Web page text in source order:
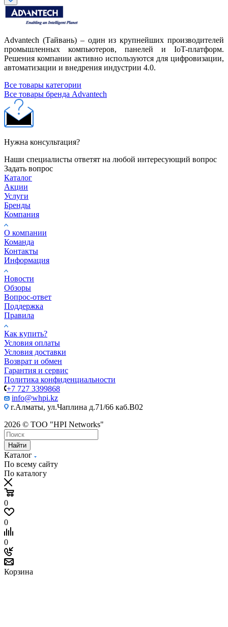
Advantech (Тайвань) – один из крупнейших производителей
промышленных компьютеров, панелей и IoT-платформ.
Решения компании активно используются для цифровизации,
автоматизации и внедрения индустрии 4.0.
Все товары категории
Все товары бренда Advantech
Нужна консультация?
Наши специалисты ответят на любой интересующий вопрос
Задать вопрос
Каталог
Акции
Услуги
Бренды
Компания
О компании
Команда
Контакты
Информация
Новости
Обзоры
Вопрос-ответ
Поддержка
Правила
Как купить?
Условия оплаты
Условия доставки
Возврат и обмен
Гарантия и сервис
Политика конфиденциальности
+7 727 3399868
info@whpi.kz
г.Алматы, ул.Чаплина д.71/66 каб.B02
2026 © ТОО "HPI Networks"
Найти
Каталог
По всему сайту
По каталогу
0
0
0
Корзина